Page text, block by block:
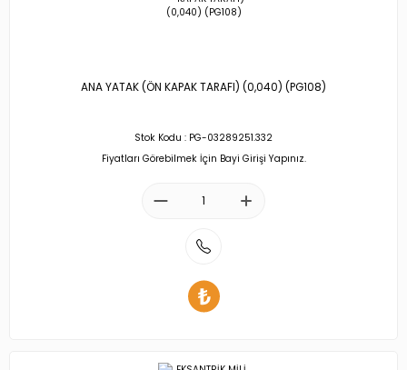
ANA YATAK (ÖN KAPAK TARAFI) (0,040) (PG108)
Stok Kodu : PG-03289251.332
Fiyatları Görebilmek İçin Bayi Girişi Yapınız.